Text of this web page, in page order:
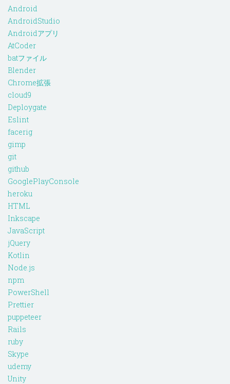
Android
AndroidStudio
Androidアプリ
AtCoder
batファイル
Blender
Chrome拡張
cloud9
Deploygate
Eslint
facerig
gimp
git
github
GooglePlayConsole
heroku
HTML
Inkscape
JavaScript
jQuery
Kotlin
Node.js
npm
PowerShell
Prettier
puppeteer
Rails
ruby
Skype
udemy
Unity